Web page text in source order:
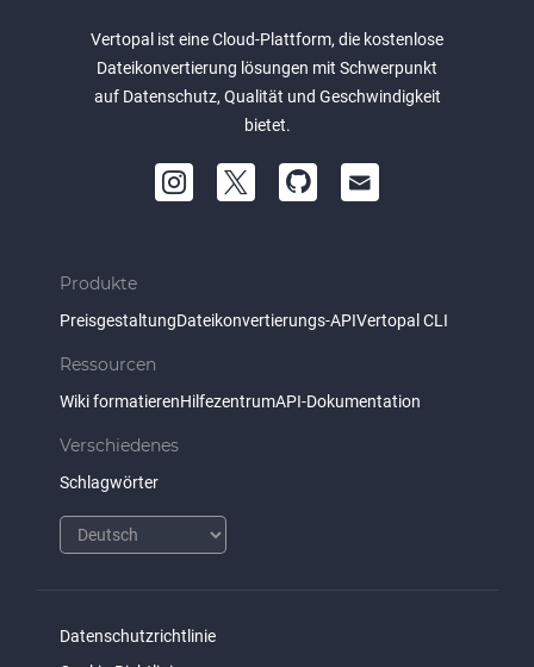
Vertopal ist eine Cloud-Plattform, die kostenlose
Dateikonvertierung lösungen mit Schwerpunkt
auf Datenschutz, Qualität und Geschwindigkeit
bietet.
Produkte
PreisgestaltungDateikonvertierungs-APIVertopal CLI
Ressourcen
Wiki formatierenHilfezentrumAPI-Dokumentation
Verschiedenes
Schlagwörter
Datenschutzrichtlinie